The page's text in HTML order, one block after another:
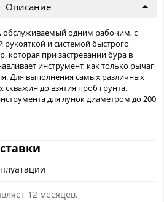
Описание
обслуживаемый одним рабочим, с
и системой быстрого
которая при застревании бура в
инструмент, как только рычаг
Для выполнения самых различных
скважин до взятия проб грунта.
для лунок диаметром до 200
12 месяцев.